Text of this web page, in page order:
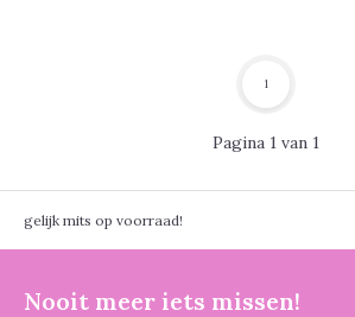
Pagina 1 van 1
1
mits op voorraad!
Nooit meer iets missen!